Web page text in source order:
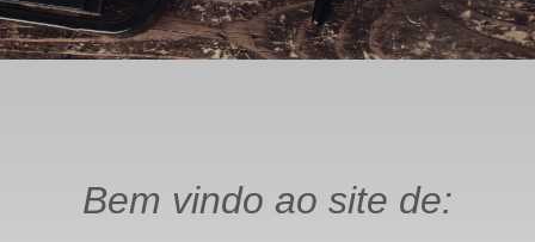
Bem vindo ao site de: